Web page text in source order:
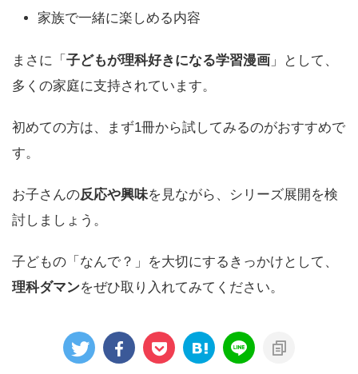
家族で一緒に楽しめる内容
まさに「 子どもが理科好きになる学習漫画 」として、
多くの家庭に支持されています。
初めての方は、まず1冊から試してみるのがおすすめで
す。
お子さんの反応や興味を見ながら、シリーズ展開を検
討しましょう。
子どもの「なんで？」を大切にするきっかけとして、
理科ダマンをぜひ取り入れてみてください。